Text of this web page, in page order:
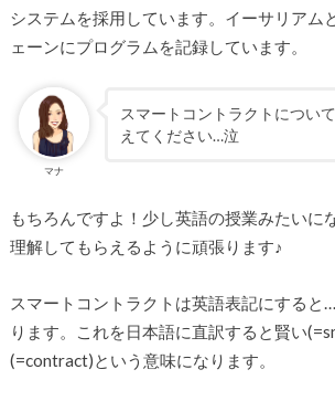
システムを採用しています。イーサリアム
ェーンにプログラムを記録しています。
マナ
スマートコントラクトについ
えてください…泣
もちろんですよ！少し英語の授業みたいに
理解してもらえるように頑張ります♪
スマートコントラクトは英語表記にする
ります。これを日本語に直訳すると賢い
(=contract)という意味になります。